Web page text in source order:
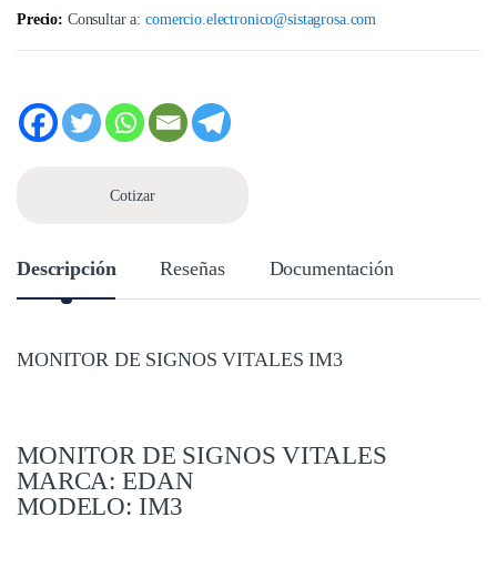
Precio: Consultar a:comercio.electronico@sistagrosa.com
Cotizar
Descripción Reseñas Documentación
MONITOR DE SIGNOS VITALES IM3
MONITOR DE SIGNOS VITALES
MARCA: EDAN
MODELO: IM3